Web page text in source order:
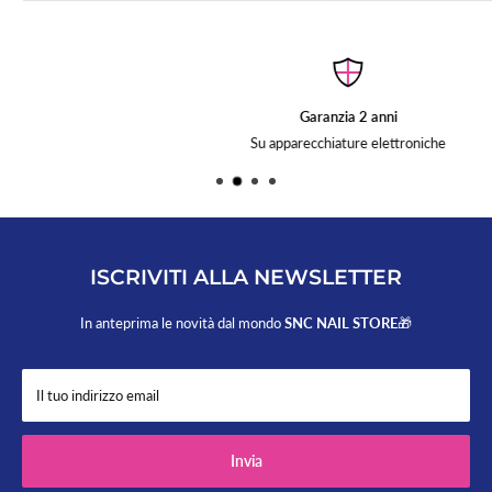
Garanzia 2 anni
Su apparecchiature elettroniche
ISCRIVITI ALLA NEWSLETTER
In anteprima le novità dal mondoSNC NAIL STORE🎁
Il tuo indirizzo email
Invia